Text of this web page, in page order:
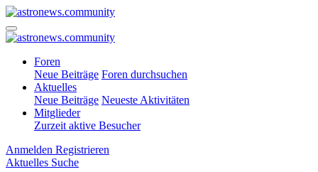
Foren
Neue Beiträge Foren durchsuchen
Aktuelles
Neue Beiträge Neueste Aktivitäten
Mitglieder
Zurzeit aktive Besucher
Anmelden Registrieren
Aktuelles Suche